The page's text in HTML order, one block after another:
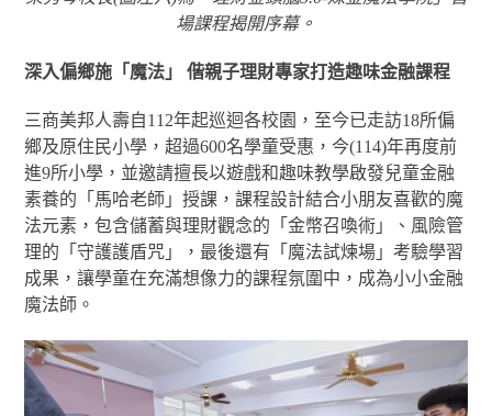
場課程揭開序幕。
深入偏鄉施「魔法」 偕親子理財專家打造趣味金融課程
三商美邦人壽自112年起巡迴各校園，至今已走訪18所偏
鄉及原住民小學，超過600名學童受惠，今(114)年再度前
進9所小學，並邀請擅長以遊戲和趣味教學啟發兒童金融
素養的「馬哈老師」授課，課程設計結合小朋友喜歡的魔
法元素，包含儲蓄與理財觀念的「金幣召喚術」、風險管
理的「守護護盾咒」，最後還有「魔法試煉場」考驗學習
成果，讓學童在充滿想像力的課程氛圍中，成為小小金融
魔法師。